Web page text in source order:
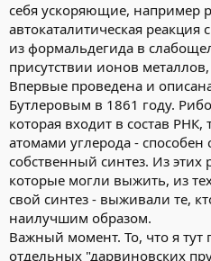
себя ускоряющие, например
автокаталитическая реакция
из формальдегида в
присутствии ионов
Впервые проведена и
Бутлеровым в 1861 году.
которая входит в состав
атомами углерода - способен
собственный синтез. Из
которые могли выжить, из
свой синтез - выживали те,
наилучшим образом.
Важный момент. То, что я тут
отдельных "дарвиновских